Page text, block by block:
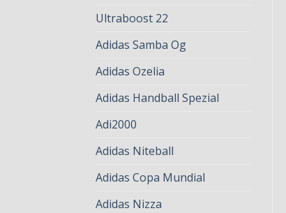
Ultraboost 22
Adidas Samba Og
Adidas Ozelia
Adidas Handball Spezial
Adi2000
Adidas Niteball
Adidas Copa Mundial
Adidas Nizza
COPA SENSE
63.00
COPA SENSE